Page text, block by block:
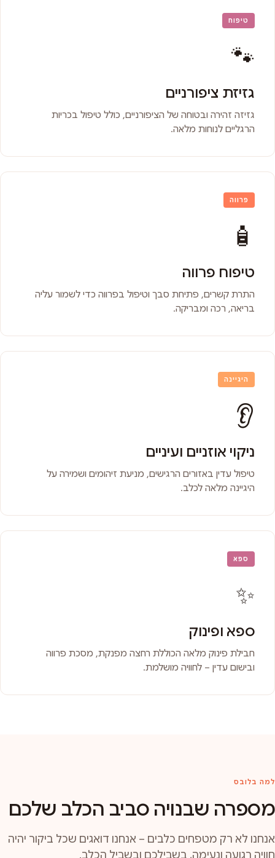
טיפוח
🐾
גזיזת ציפורניים
גזיזה זהירה ובטוחה של הציפורניים, כולל טיפול בכריות
הרגליים לנוחות מלאה.
פרווה
🧴
טיפוח פרווה
התרת קשרים, פתיחת סבך וטיפול בפרווה כדי לשמור עליה
בריאה, רכה ומבריקה.
היגיינה
👂
ניקוי אוזניים ועיניים
טיפול עדין באזורים הרגישים, מניעת זיהומים ושמירה על
היגיינה מלאה לכלב.
ספא
✨
ספא ופינוק
חבילת פינוק מלאה הכוללת רחצה מפנקת, מסכת פרווה
ובישום עדין – לחוויה מושלמת.
למה בלובס
מספרה שבנויה סביב הכלב שלכם
אנחנו לא רק מטפחים כלבים – אנחנו דואגים שכל ביקור יהיה
חוויה רגועה ונעימה, בשבילכם ובשביל הכלב.